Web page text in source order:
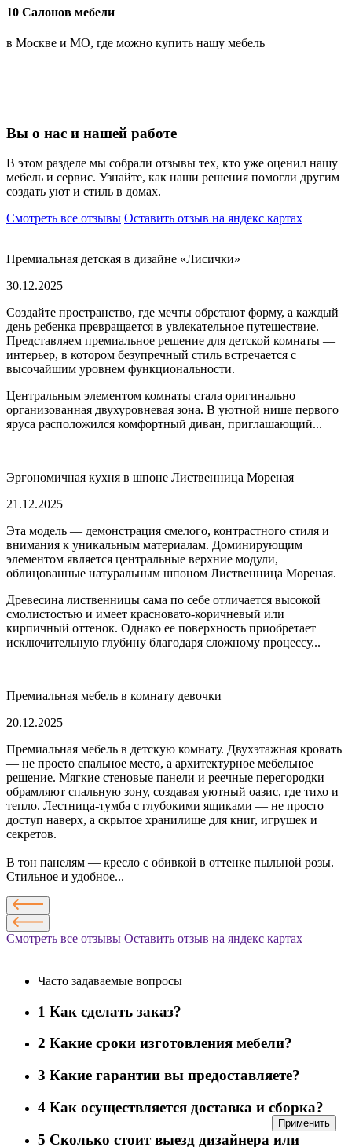
Применить
10 Салонов мебели
в Москве и МО, где можно купить нашу мебель
Вы о нас и нашей работе
В этом разделе мы собрали отзывы тех, кто уже оценил нашу
мебель и сервис. Узнайте, как наши решения помогли другим
создать уют и стиль в домах.
Смотреть все отзывы Оставить отзыв на яндекс картах
Премиальная детская в дизайне «Лисички»
30.12.2025
Создайте пространство, где мечты обретают форму, а каждый
день ребенка превращается в увлекательное путешествие.
Представляем премиальное решение для детской комнаты —
интерьер, в котором безупречный стиль встречается с
высочайшим уровнем функциональности.
Центральным элементом комнаты стала оригинально
организованная двухуровневая зона. В уютной нише первого
яруса расположился комфортный диван, приглашающий...
Эргономичная кухня в шпоне Лиственница Мореная
21.12.2025
Эта модель — демонстрация смелого, контрастного стиля и
внимания к уникальным материалам. Доминирующим
элементом является центральные верхние модули,
облицованные натуральным шпоном Лиственница Мореная.
Древесина лиственницы сама по себе отличается высокой
смолистостью и имеет красновато-коричневый или
кирпичный оттенок. Однако ее поверхность приобретает
исключительную глубину благодаря сложному процессу...
Премиальная мебель в комнату девочки
20.12.2025
Премиальная мебель в детскую комнату. Двухэтажная кровать
— не просто спальное место, а архитектурное мебельное
решение. Мягкие стеновые панели и реечные перегородки
обрамляют спальную зону, создавая уютный оазис, где тихо и
тепло. Лестница-тумба с глубокими ящиками — не просто
доступ наверх, а скрытое хранилище для книг, игрушек и
секретов.
В тон панелям — кресло с обивкой в оттенке пыльной розы.
Стильное и удобное...
Смотреть все отзывы Оставить отзыв на яндекс картах
Часто задаваемые вопросы
1 Как сделать заказ?
2 Какие сроки изготовления мебели?
3 Какие гарантии вы предоставляете?
4 Как осуществляется доставка и сборка?
5 Сколько стоит выезд дизайнера или